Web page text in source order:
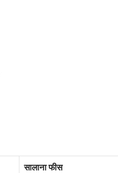
सालाना फीस